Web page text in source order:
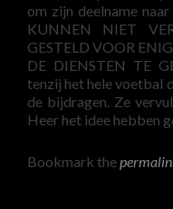
om zijn deelname
KUNNEN NIET
GESTELD VOOR
DE DIENSTEN TE
tenzij het hele voetbal
de bijdragen. Ze
Heer het idee hebben
Bookmark the